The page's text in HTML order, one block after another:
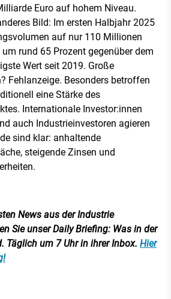
Euro auf hohem Niveau.
Bild: Im ersten Halbjahr 2025
auf nur 110 Millionen
rund 65 Prozent gegenüber dem
Wert seit 2019. Große
Fehlanzeige. Besonders betroffen
eine Stärke des
Internationale Investor:innen
auch Industrieinvestoren agieren
sind klar: anhaltende
steigende Zinsen und
News aus der Industrie
Sie unser Daily Briefing: Was in der
Täglich um 7 Uhr in ihrer Inbox. Hier